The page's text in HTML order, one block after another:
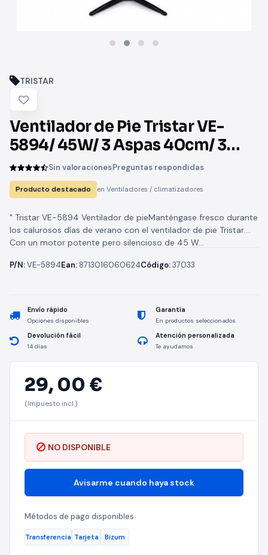
TRISTAR
Ventilador de Pie Tristar VE-
5894/ 45W/ 3 Aspas 40cm/ 3
velocidades
Sin valoracionesPreguntas respondidas
Producto destacado en Ventiladores / climatizadores
" Tristar VE-5894 Ventilador de pieManténgase fresco durante
los calurosos días de verano con el ventilador de pie Tristar.
Con un motor potente pero silencioso de 45 W...
P/N:VE-5894Ean: 8713016060624Código:37033
Envío rápido
Opciones disponibles
Garantía
En productos seleccionados
Devolución fácil
14 días
Atención personalizada
Te ayudamos
29, 00 €
(Impuesto incl.)
NO DISPONIBLE
Avisarme cuando haya stock
Métodos de pago disponibles
Transferencia Tarjeta Bizum